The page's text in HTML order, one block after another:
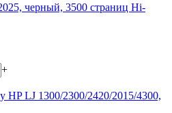
черный, 3500 страниц Hi-
+